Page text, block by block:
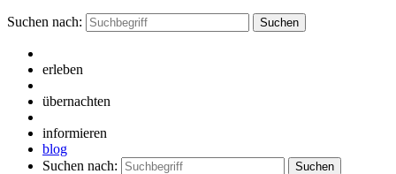
Suchen nach:
erleben
übernachten
informieren
blog
Suchen nach: